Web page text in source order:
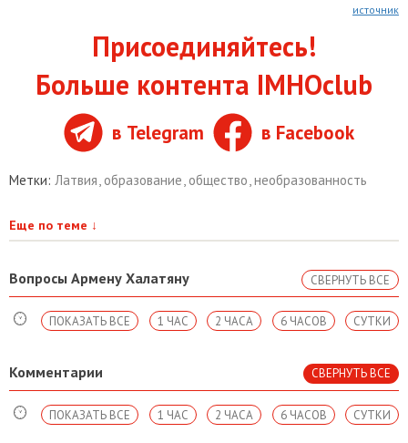
источник
Присоединяйтесь!
Больше контента IMHOclub
в Telegram в Facebook
Метки: Латвия, образование, общество,необразованность
Еще по теме ↓
Вопросы Армену Халатяну СВЕРНУТЬ ВСЕ
СУТКИ
6 ЧАСОВ
2 ЧАСА
1 ЧАС
ПОКАЗАТЬ ВСЕ
Комментарии СВЕРНУТЬ ВСЕ
СУТКИ
6 ЧАСОВ
2 ЧАСА
1 ЧАС
ПОКАЗАТЬ ВСЕ